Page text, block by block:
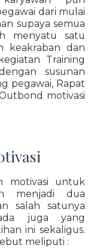
dari mulai
supaya semua
menyatu satu
keakraban dan
Training
susunan
pegawai, Rapat
motivasi
motivasi untuk
menjadi dua
salah satunya
juga yang
ini sekaligus.
meliputi :